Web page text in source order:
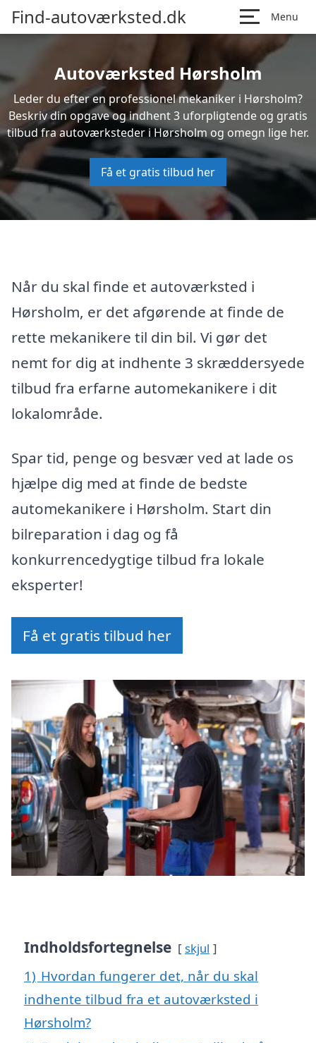
Find-autoværksted.dk Menu
Autoværksted Hørsholm
Leder du efter en professionel mekaniker i Hørsholm?
Beskriv din opgave og indhent 3 uforpligtende og gratis
tilbud fra autoværksteder i Hørsholm og omegn lige her.
Få et gratis tilbud her
Når du skal finde et autoværksted i
Hørsholm, er det afgørende at finde de
rette mekanikere til din bil. Vi gør det
nemt for dig at indhente 3 skræddersyede
tilbud fra erfarne automekanikere i dit
lokalområde.
Spar tid, penge og besvær ved at lade os
hjælpe dig med at finde de bedste
automekanikere i Hørsholm. Start din
bilreparation i dag og få
konkurrencedygtige tilbud fra lokale
eksperter!
Få et gratis tilbud her
Indholdsfortegnelse skjul
1) Hvordan fungerer det, når du skal
indhente tilbud fra et autoværksted i
Hørsholm?